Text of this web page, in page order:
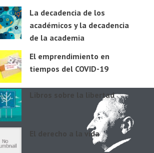
La decadencia de los
académicos y la decadencia
de la academia
El emprendimiento en
tiempos del COVID-19
Libros sobre la libertad
El derecho a la vida